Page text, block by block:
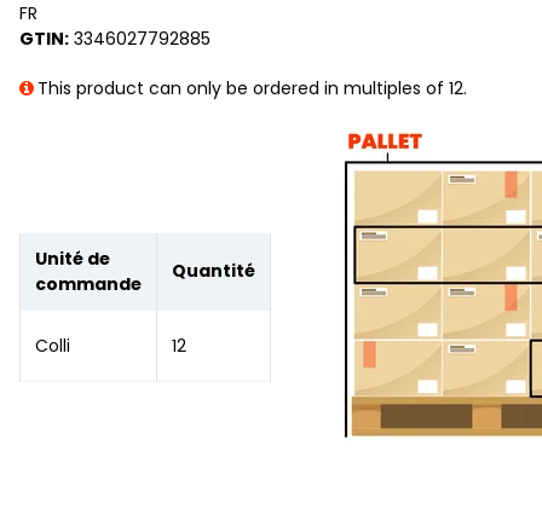
FR
GTIN: 3346027792885
This product can only be ordered in multiples of 12.
Unité de
commande
Quantité
Colli 12